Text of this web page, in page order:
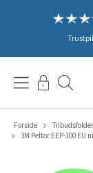
Forside
3M Peltor EEP-100